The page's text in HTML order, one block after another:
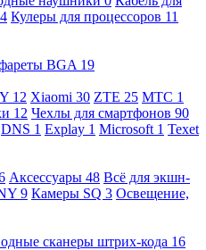
Кулеры для процессоров 11
BGA 19
12 Xiaomi 30 ZTE 25 МТС 1
12 Чехлы для смартфонов 90
DNS 1 Explay 1 Microsoft 1 Texet
Аксессуары 48 Всё для экшн-
9 Камеры SQ 3 Освещение,
сканеры штрих-кода 16